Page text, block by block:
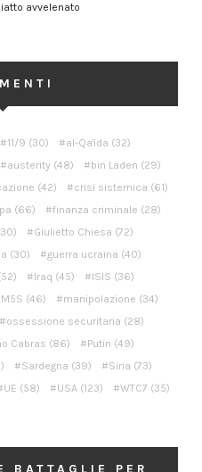
avvelenato
11/9 (30) al-Qa'ida (32)
austerity (48) bin Laden (29)
(42) crisi sistemica (61)
(66) finanza criminale (28)
Giulietto Chiesa (72)
(30) guerra ucraina (40)
Iraq (45) ISIS (36)
M5S (46) manipolazione (34)
ossessione securitaria (28)
Cabras (86) Putin (49)
Sardegna (39) Siria (73)
UE (58) USA(123) WTC7 (35)
BATTAGLIE PER